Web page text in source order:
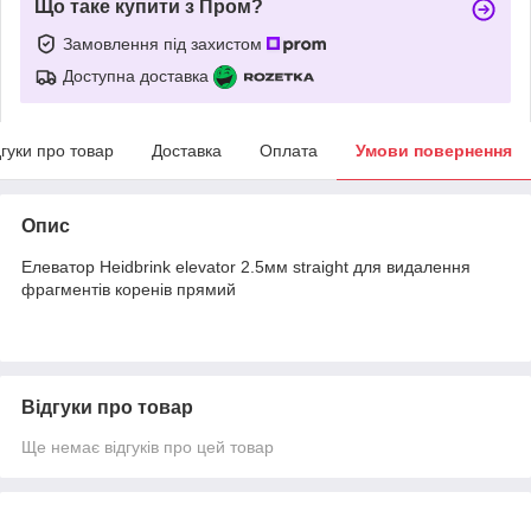
Що таке купити з Пром?
Замовлення під захистом
Доступна доставка
про товар Доставка Оплата Умови повернення
Опис
Елеватор Heidbrink elevator 2.5мм straight для видалення
фрагментів коренів прямий
Відгуки про товар
Ще немає відгуків про цей товар